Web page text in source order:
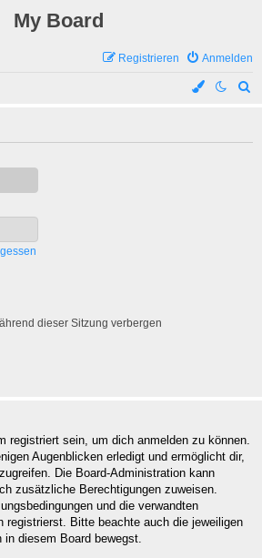
My Board
Anmelden
Registrieren
dieser Sitzung verbergen
registriert sein, um dich anmelden zu können.
Augenblicken erledigt und ermöglicht dir,
Die Board-Administration kann
zusätzliche Berechtigungen zuweisen.
und die verwandten
registrierst. Bitte beachte auch die jeweiligen
in diesem Board bewegst.